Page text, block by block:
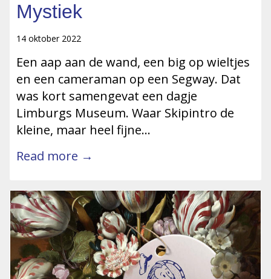
Mystiek
14 oktober 2022
Een aap aan de wand, een big op wieltjes
en een cameraman op een Segway. Dat
was kort samengevat een dagje
Limburgs Museum. Waar Skipintro de
kleine, maar heel fijne…
Read more →